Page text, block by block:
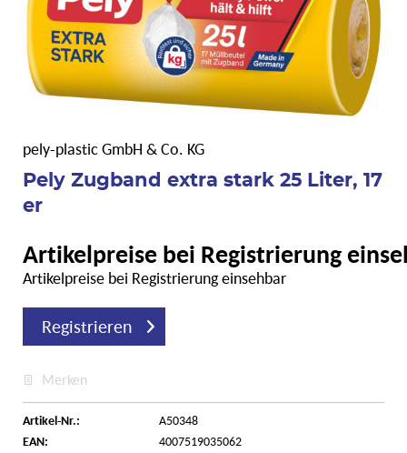
pely-plastic GmbH & Co. KG
Pely Zugband extra stark 25 Liter, 17
er
Artikelpreise bei Registrierung
Artikelpreise bei Registrierung einsehbar
Registrieren
Merken
Artikel-Nr.:
A50348
EAN:
4007519035062